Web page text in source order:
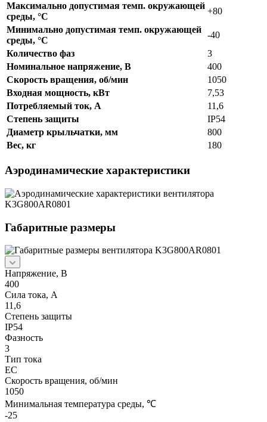
Максимально допустимая темп. окружающей
среды, °C
+80
Минимально допустимая темп. окружающей
среды, °C
-40
Количество фаз
3
Номинальное напряжение, В
400
Скорость вращения, об/мин
1050
Входная мощность, кВт
7,53
Потребляемый ток, А
11,6
Степень защиты
IP54
Диаметр крыльчатки, мм
800
Вес, кг
180
Аэродинамические характеристики
Габаритные размеры
Напряжение, В
400
Сила тока, A
11,6
Степень защиты
IP54
Фазность
3
Тип тока
EC
Скорость вращения, об/мин
1050
Минимальная температура среды, ℃
-25